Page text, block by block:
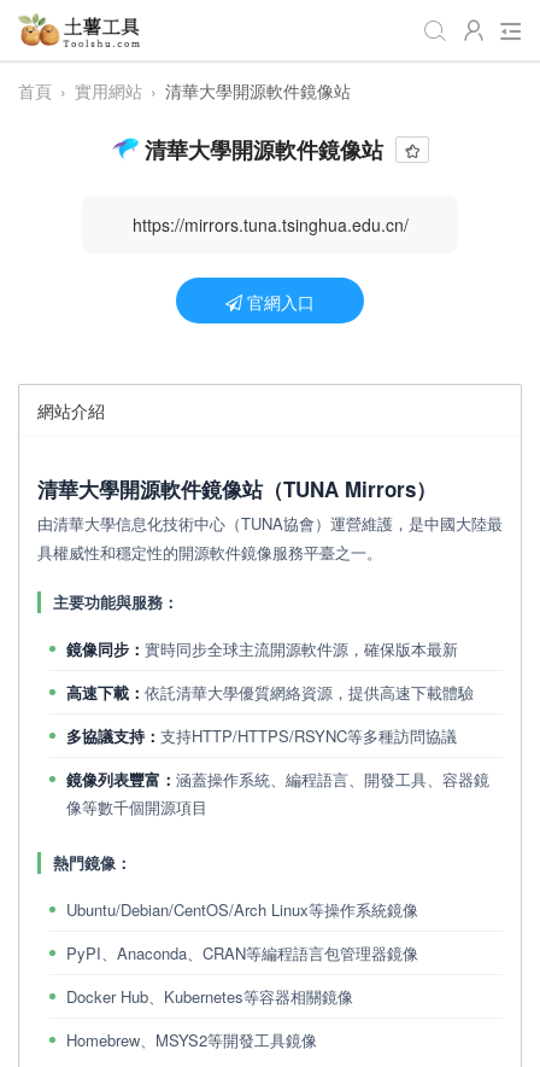
視頻處理 音頻處理
編程開發 站長工具
趣味休閒
首頁 › 實用網站 › 清華大學開源軟件鏡像站
清華大學開源軟件鏡像站
https://mirrors.tuna.tsinghua.edu.cn/
官網入口
網站介紹
清華大學開源軟件鏡像站（TUNA Mirrors）
由清華大學信息化技術中心（TUNA協會）運營維護，是中國大陸最
具權威性和穩定性的開源軟件鏡像服務平臺之一。
主要功能與服務：
鏡像同步： 實時同步全球主流開源軟件源，確保版本最新
高速下載： 依託清華大學優質網絡資源，提供高速下載體驗
多協議支持： 支持HTTP/HTTPS/RSYNC等多種訪問協議
鏡像列表豐富： 涵蓋操作系統、編程語言、開發工具、容器鏡
像等數千個開源項目
熱門鏡像：
Ubuntu/Debian/CentOS/Arch Linux等操作系統鏡像
PyPI、Anaconda、CRAN等編程語言包管理器鏡像
Docker Hub、Kubernetes等容器相關鏡像
Homebrew、MSYS2等開發工具鏡像